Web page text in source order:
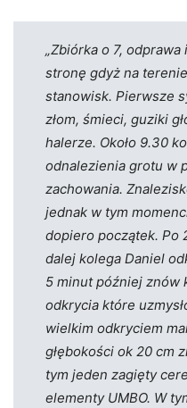
„Zbiórka o 7,
stronę gdyż na
stanowisk. Pierwsze
złom, śmieci, guziki
halerze. Około 9.30
odnalezienia grotu w
zachowania.
jednak w tym
dopiero początek. Po
dalej kolega Daniel
5 minut później znów
odkrycia które
wielkim odkryciem
głębokości ok 20 cm
tym jeden zagięty
elementy UMBO. W